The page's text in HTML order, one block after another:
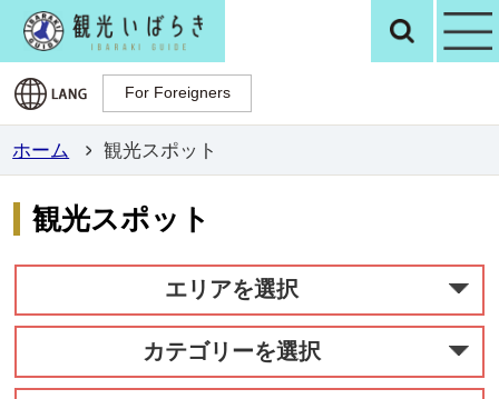
観光いばらき検
For Foreigners
For Foreigners
ホーム 観光スポット
観光スポット
エリアを選択
カテゴリーを選択